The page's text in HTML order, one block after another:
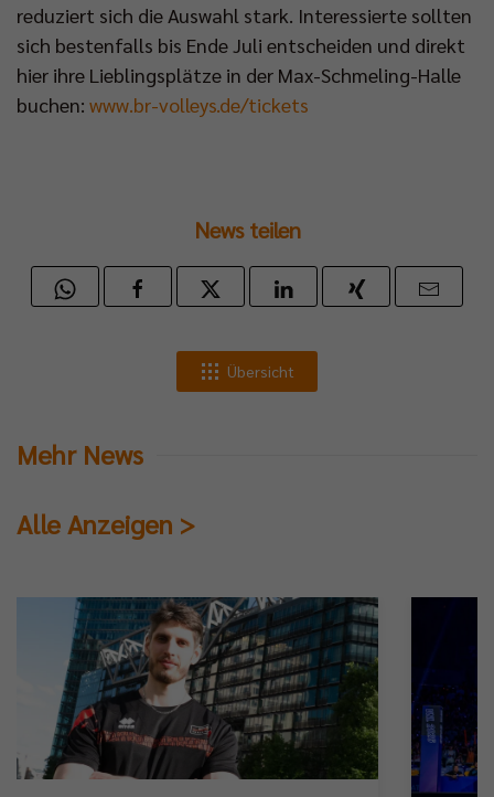
reduziert sich die Auswahl stark. Interessierte sollten
sich bestenfalls bis Ende Juli entscheiden und direkt
hier ihre Lieblingsplätze in der Max-Schmeling-Halle
buchen: www.br-volleys.de/tickets
News teilen
Übersicht
Mehr News
Alle Anzeigen >